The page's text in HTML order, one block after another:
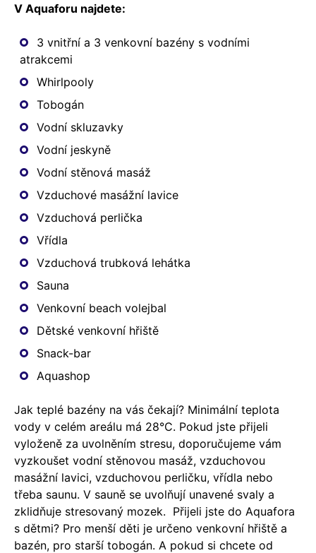
V Aquaforu najdete:
3 vnitřní a 3 venkovní bazény s vodními
atrakcemi
Whirlpooly
Tobogán
Vodní skluzavky
Vodní jeskyně
Vodní stěnová masáž
Vzduchové masážní lavice
Vzduchová perlička
Vřídla
Vzduchová trubková lehátka
Sauna
Venkovní beach volejbal
Dětské venkovní hřiště
Snack-bar
Aquashop
Jak teplé bazény na vás čekají? Minimální teplota
vody v celém areálu má 28°C. Pokud jste přijeli
vyloženě za uvolněním stresu, doporučujeme vám
vyzkoušet vodní stěnovou masáž, vzduchovou
masážní lavici, vzduchovou perličku, vřídla nebo
třeba saunu. V sauně se uvolňují unavené svaly a
zklidňuje stresovaný mozek. Přijeli jste do Aquafora
s dětmi? Pro menší děti je určeno venkovní hřiště a
bazén, pro starší tobogán. A pokud si chcete od